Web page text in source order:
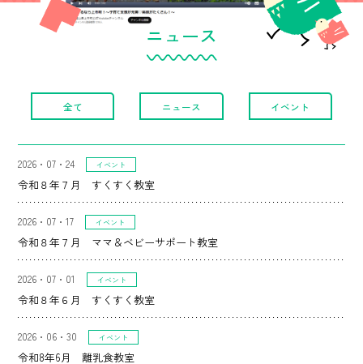
教室・イベント一覧
よくある質問
ニュース
急病・救急
ニュース
全て ニュース イベント
2026・07・24 イベント
令和８年７月 すくすく教室
2026・07・17 イベント
令和８年７月 ママ＆ベビーサポート教室
2026・07・01 イベント
令和８年６月 すくすく教室
2026・06・30 イベント
令和8年6月 離乳食教室